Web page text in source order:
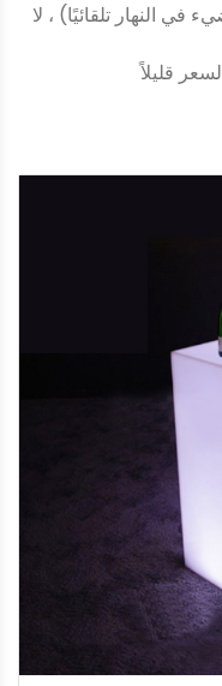
النهار تلقائيًا) ، لا